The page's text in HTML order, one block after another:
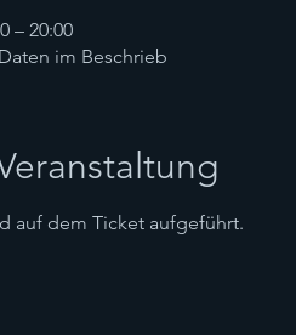
– 20:00
im Beschrieb
auf dem Ticket aufgeführt.